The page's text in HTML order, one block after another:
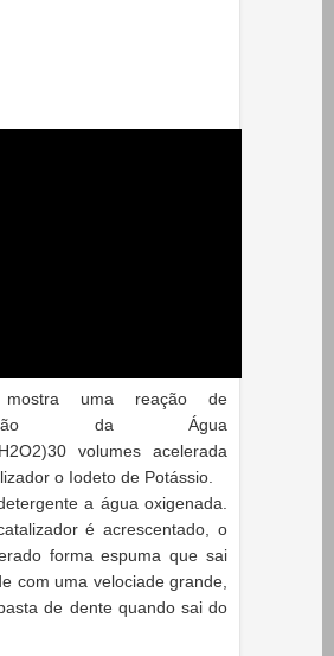
uma reação de
da Água
volumes acelerada
o Iodeto de Potássio.
a água oxigenada.
é acrescentado, o
forma espuma que sai
com uma velociade grande,
de dente quando sai do